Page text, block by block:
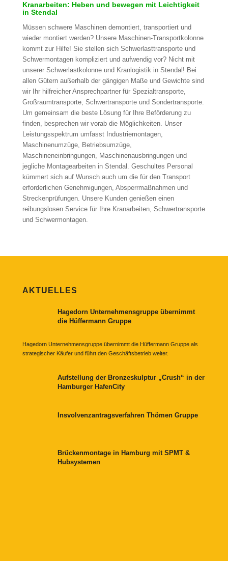
Kranarbeiten: Heben und bewegen mit Leichtigkeit
in Stendal
Müssen schwere Maschinen demontiert, transportiert und
wieder montiert werden? Unsere Maschinen-Transportkolonne
kommt zur Hilfe! Sie stellen sich Schwerlasttransporte und
Schwermontagen kompliziert und aufwendig vor? Nicht mit
unserer Schwerlastkolonne und Kranlogistik in Stendal! Bei
allen Gütern außerhalb der gängigen Maße und Gewichte sind
wir Ihr hilfreicher Ansprechpartner für Spezialtransporte,
Großraumtransporte, Schwertransporte und Sondertransporte.
Um gemeinsam die beste Lösung für Ihre Beförderung zu
finden, besprechen wir vorab die Möglichkeiten. Unser
Leistungsspektrum umfasst Industriemontagen,
Maschinenumzüge, Betriebsumzüge,
Maschineneinbringungen, Maschinenausbringungen und
jegliche Montagearbeiten in Stendal. Geschultes Personal
kümmert sich auf Wunsch auch um die für den Transport
erforderlichen Genehmigungen, Absperrmaßnahmen und
Streckenprüfungen. Unsere Kunden genießen einen
reibungslosen Service für Ihre Kranarbeiten, Schwertransporte
und Schwermontagen.
AKTUELLES
Hagedorn Unternehmensgruppe übernimmt
die Hüffermann Gruppe
Hagedorn Unternehmensgruppe übernimmt die Hüffermann Gruppe als
strategischer Käufer und führt den Geschäftsbetrieb weiter.
Aufstellung der Bronzeskulptur „Crush“ in der
Hamburger HafenCity
Insvolvenzantragsverfahren Thömen Gruppe
Brückenmontage in Hamburg mit SPMT &
Hubsystemen